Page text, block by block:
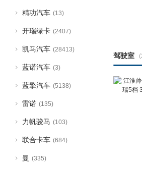
精功汽车 (13)
开瑞绿卡 (2407)
凯马汽车 (28413)
蓝诺汽车 (3)
蓝擎汽车 (5138)
雷诺 (135)
力帆骏马 (103)
联合卡车 (684)
曼 (335)
驾驶室